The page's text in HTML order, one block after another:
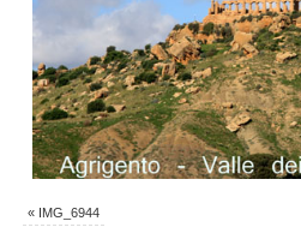
« IMG_6944